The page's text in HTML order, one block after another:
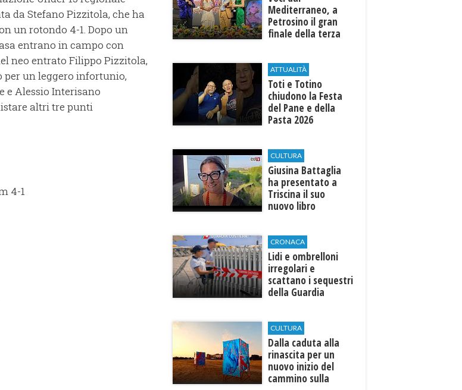
da Stefano Pizzitola, che ha
un rotondo 4-1. Dopo un
entrano in campo con
neo entrato Filippo Pizzitola,
per un leggero infortunio,
e Alessio Interisano
altri tre punti
4-1
Mediterraneo, a
Petrosino il gran
finale della terza
ATTUALITÀ
Toti e Totino
chiudono la Festa
del Pane e della
Pasta 2026
CULTURA
Giusina Battaglia
ha presentato a
Triscina il suo
nuovo libro
CRONACA
Lidi e ombrelloni
irregolari e
scattano i sequestri
della Guardia
CULTURA
Dalla caduta alla
rinascita per un
nuovo inizio del
cammino sulla